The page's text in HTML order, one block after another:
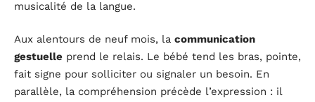
musicalité de la langue.
Aux alentours de neuf mois, la communication
gestuelle prend le relais. Le bébé tend les bras, pointe,
fait signe pour solliciter ou signaler un besoin. En
parallèle, la compréhension précède l’expression : il